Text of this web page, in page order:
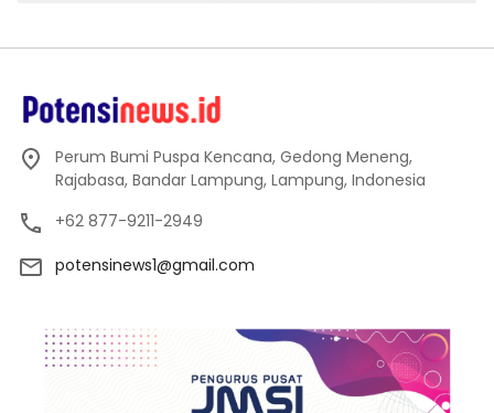
Perum Bumi Puspa Kencana, Gedong Meneng,
Rajabasa, Bandar Lampung, Lampung, Indonesia
+62 877-9211-2949
potensinews1@gmail.com